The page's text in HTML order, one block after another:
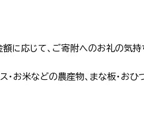
に応じて、ご寄附へのお礼の気
・お米などの農産物、まな板・